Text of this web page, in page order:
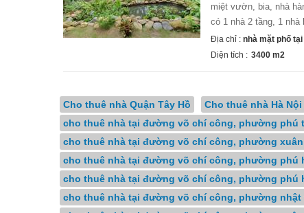
miệt vườn, bia, nhà
có 1 nhà 2 tầng, 1 nhà
Địa chỉ : nhà mặt phố
Diện tích : 3400 m2
Cho thuê nhà Quận Tây Hồ Cho thuê nhà Hà Nội
cho thuê nhà tại đường võ chí công, phường phú
cho thuê nhà tại đường võ chí công, phường
cho thuê nhà tại đường võ chí công, phường phú
cho thuê nhà tại đường võ chí công, phường phú
cho thuê nhà tại đường võ chí công, phường nhật